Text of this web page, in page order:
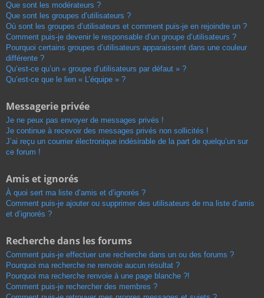
Que sont les modérateurs ?
Que sont les groupes d’utilisateurs ?
Où sont les groupes d’utilisateurs et comment puis-je en rejoindre un ?
Comment puis-je devenir le responsable d’un groupe d’utilisateurs ?
Pourquoi certains groupes d’utilisateurs apparaissent dans une couleur
différente ?
Qu’est-ce qu’un « groupe d’utilisateurs par défaut » ?
Qu’est-ce que le lien « L’équipe » ?
Messagerie privée
Je ne peux pas envoyer de messages privés !
Je continue à recevoir des messages privés non sollicités !
J’ai reçu un courrier électronique indésirable de la part de quelqu’un sur
ce forum !
Amis et ignorés
À quoi sert ma liste d’amis et d’ignorés ?
Comment puis-je ajouter ou supprimer des utilisateurs de ma liste d’amis
et d’ignorés ?
Recherche dans les forums
Comment puis-je effectuer une recherche dans un ou des forums ?
Pourquoi ma recherche ne renvoie aucun résultat ?
Pourquoi ma recherche renvoie à une page blanche ?!
Comment puis-je rechercher des membres ?